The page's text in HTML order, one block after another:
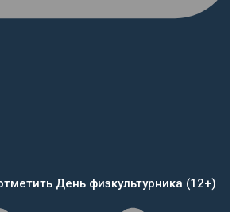
День физкультурника (12+)